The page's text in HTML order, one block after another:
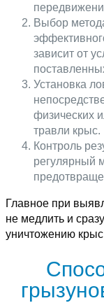
Выбор
зависит от
Установка
физических
травли крыс.
Контроль
регулярный
Главное при
не медлить и
уничтожению